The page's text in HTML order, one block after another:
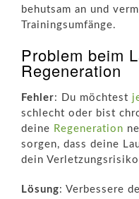
behutsam an und
Trainingsumfänge.
Problem beim
Regeneration
Fehler: Du möchtest
schlecht oder bist
deine Regeneration
sorgen, dass deine
dein
Lösung: Verbessere